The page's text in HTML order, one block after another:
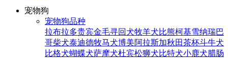
宠物狗
宠物狗品种
拉布拉多贵宾金毛寻回犬牧羊犬比熊柯基雪纳瑞巴
哥柴犬泰迪德牧马犬博美阿拉斯加秋田茶杯斗牛犬
比格犬蝴蝶犬萨摩犬杜宾松狮犬比特犬小鹿犬腊肠